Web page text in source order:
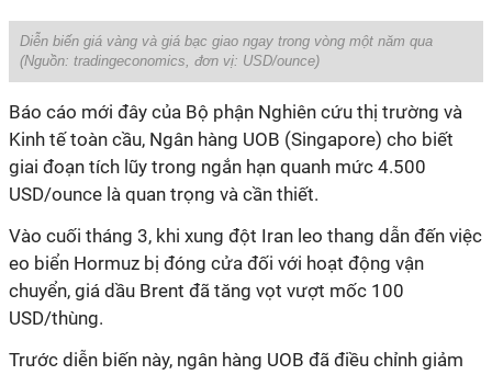
Diễn biến giá vàng và giá bạc giao ngay trong vòng một năm qua
(Nguồn: tradingeconomics, đơn vị: USD/ounce)
Báo cáo mới đây của Bộ phận Nghiên cứu thị trường và
Kinh tế toàn cầu, Ngân hàng UOB (Singapore) cho biết
giai đoạn tích lũy trong ngắn hạn quanh mức 4.500
USD/ounce là quan trọng và cần thiết.
Vào cuối tháng 3, khi xung đột Iran leo thang dẫn đến việc
eo biển Hormuz bị đóng cửa đối với hoạt động vận
chuyển, giá dầu Brent đã tăng vọt vượt mốc 100
USD/thùng.
Trước diễn biến này, ngân hàng UOB đã điều chỉnh giảm